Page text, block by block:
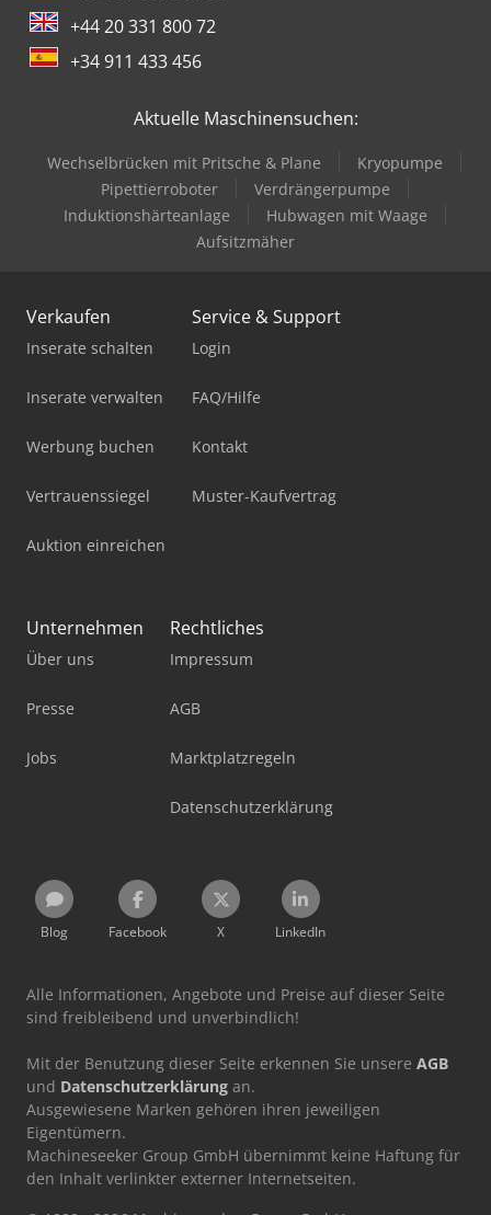
+44 20 331 800 72
+34 911 433 456
Aktuelle Maschinensuchen:
Wechselbrücken mit Pritsche & Plane
Kryopumpe
Pipettierroboter
Verdrängerpumpe
Induktionshärteanlage
Hubwagen mit Waage
Aufsitzmäher
Verkaufen
Inserate schalten
Inserate verwalten
Werbung buchen
Vertrauenssiegel
Auktion einreichen
Service & Support
Login
FAQ/Hilfe
Kontakt
Muster-Kaufvertrag
Unternehmen
Über uns
Presse
Jobs
Rechtliches
Impressum
AGB
Marktplatzregeln
Datenschutzerklärung
Blog Facebook X LinkedIn
Alle Informationen, Angebote und Preise auf dieser Seite
sind freibleibend und unverbindlich!
Mit der Benutzung dieser Seite erkennen Sie unsere AGB
und Datenschutzerklärung an.
Ausgewiesene Marken gehören ihren jeweiligen
Eigentümern.
Machineseeker Group GmbH übernimmt keine Haftung für
den Inhalt verlinkter externer Internetseiten.